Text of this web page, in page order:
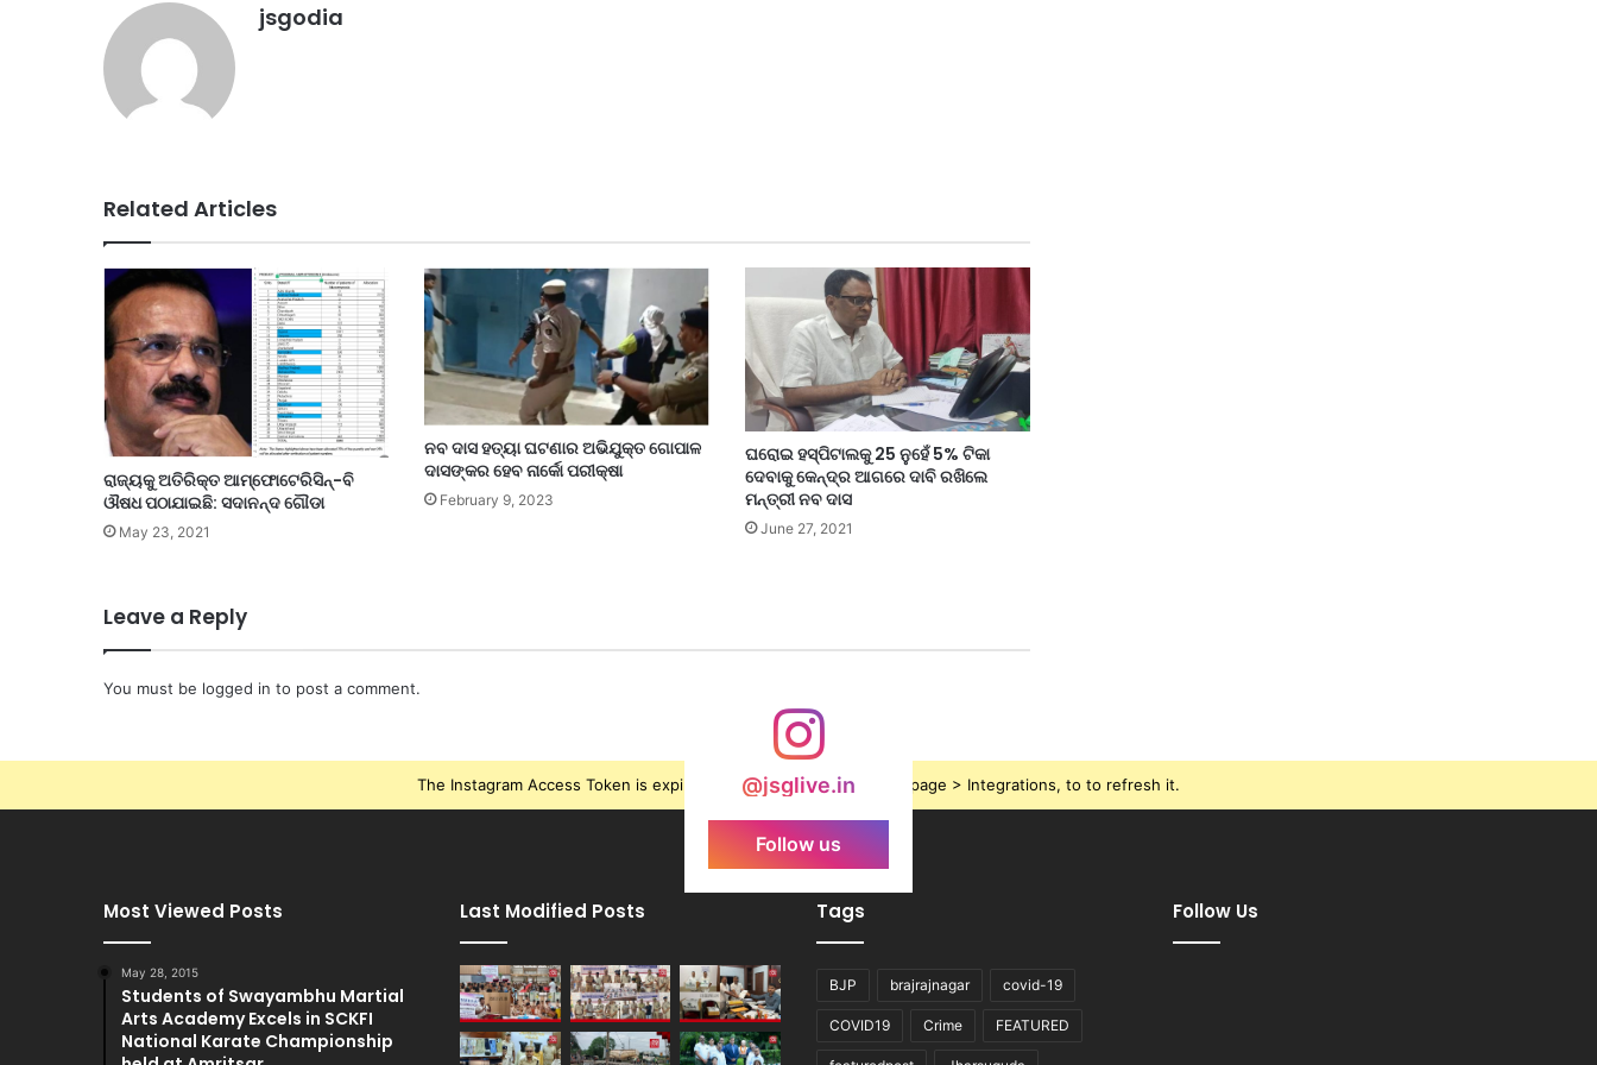
jsgodia
Related Articles
ରାଜ୍ୟକୁ ଅତିରିକ୍ତ ଆମ୍ଫୋଟେରିସିନ୍‌-ବି
ଔଷଧ ପଠାଯାଇଛି: ସଦାନନ୍ଦ ଗୌଡା
May 23, 2021
ନବ ଦାସ ହତ୍ୟା ଘଟଣାର ଅଭିଯୁକ୍ତ ଗୋପାଳ
ଦାସଙ୍କର ହେବ ନାର୍କୋ ପରୀକ୍ଷା
February 9, 2023
ଘରୋଇ ହସ୍ପିଟାଲକୁ 25 ନୁହେଁ 5% ଟିକା
ଦେବାକୁ କେନ୍ଦ୍ର ଆଗରେ ଦାବି ରଖିଲେ
ମନ୍ତ୍ରୀ ନବ ଦାସ
June 27, 2021
Leave a Reply
You must be logged in to post a comment.
@jsglive.in
Follow us
The Instagram Access Token is expired, Go to the Theme options page > Integrations, to to refresh it.
Most Viewed Posts
May 28, 2015
Students of Swayambhu Martial
Arts Academy Excels in SCKFI
National Karate Championship
Last Modified Posts Tags
BJP brajrajnagar covid-19
COVID19 Crime FEATURED
Follow Us